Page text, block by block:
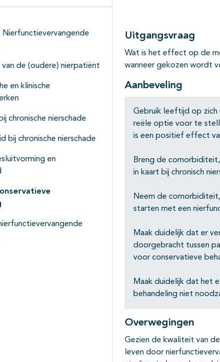
Nierfunctievervangende
van de (oudere) nierpatiënt
en klinische
chronische nierschade
bij chronische nierschade
en
Uitgangsvraag
Wat is het effect op de
wanneer gekozen wordt
Aanbeveling
Gebruik leeftijd op zich
reële optie voor te
is een positief effect
Breng de
in kaart bij chronisch
Neem de
starten met een
Maak duidelijk dat er
doorgebracht tussen
voor conservatieve
Maak duidelijk dat het
behandeling niet
Overwegingen
Gezien de kwaliteit van
leven door